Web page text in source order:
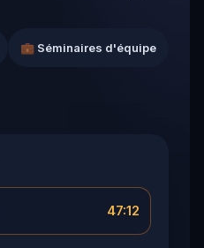
💼 Séminaires d'équipe
47:12